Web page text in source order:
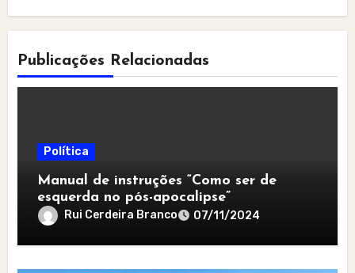
Publicações Relacionadas
Política
Manual de instruções “Como ser de
esquerda no pós-apocalipse”
Rui Cerdeira Branco 07/11/2024